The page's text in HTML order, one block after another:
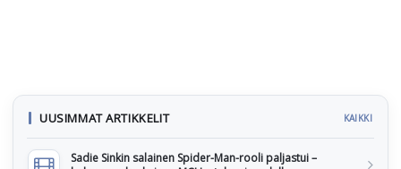
UUSIMMAT ARTIKKELIT KAIKKI
Sadie Sinkin salainen Spider-Man-rooli paljastui –